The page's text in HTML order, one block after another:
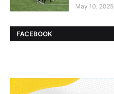
May 10, 2025
FACEBOOK